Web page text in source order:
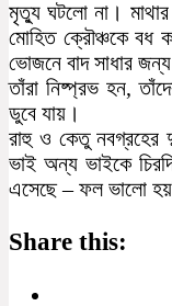
মৃত্যু ঘটলো না।
মোহিত ক্রৌঞ্চকে বধ
ভোজনে বাদ সাধার
তাঁরা নিষ্প্রভ হন,
ডুবে যায়।
রাহু ও কেতু নবগ্রহের
ভাই অন্য ভাইকে
এসেছে – ফল ভালো
Share this: